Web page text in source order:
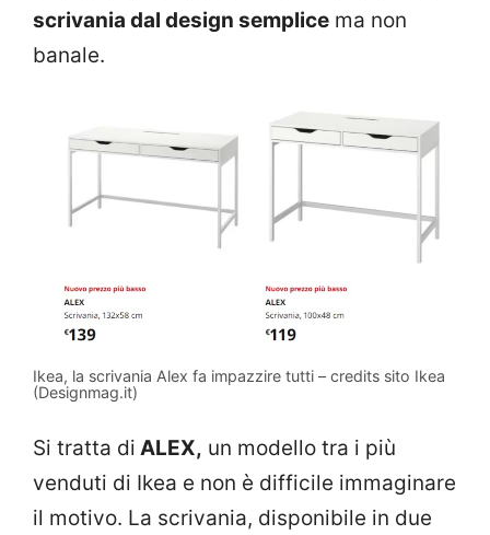
scrivania dal design semplice ma non
banale.
Ikea, la scrivania Alex fa impazzire tutti – credits sito Ikea
(Designmag.it)
Si tratta di ALEX, un modello tra i più
venduti di Ikea e non è difficile immaginare
il motivo. La scrivania, disponibile in due